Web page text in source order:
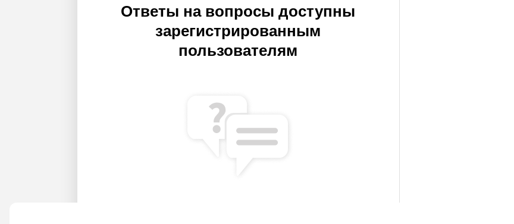
Ответы на вопросы доступны
зарегистрированным
пользователям